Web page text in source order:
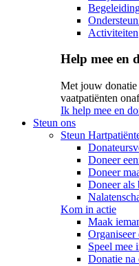
Activiteiten
Help mee en
Met jouw
vaatpatiënten
Ik help mee en
Steun ons
Steun
Doneer
Doneer
Doneer als
Kom in actie
Maak
Organiseer
Speel mee
Donatie na